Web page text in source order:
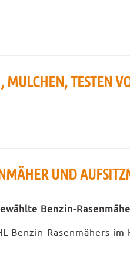
TESTEN
UND
Benzin-
Benzin-Rasenmähers